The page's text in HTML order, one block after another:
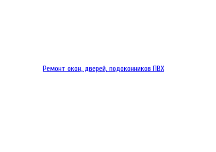
Ремонт окон, дверей, подоконников ПВХ